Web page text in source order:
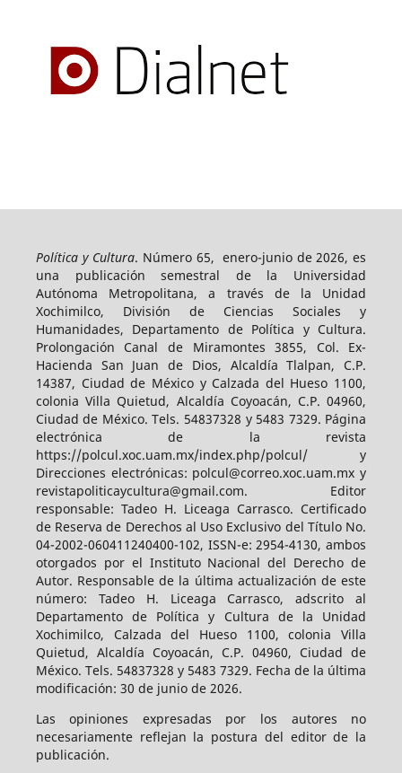
Política y Cultura. Número 65, enero-junio de 2026, es
una publicación semestral de la Universidad
Autónoma Metropolitana, a través de la Unidad
Xochimilco, División de Ciencias Sociales y
Humanidades, Departamento de Política y Cultura.
Prolongación Canal de Miramontes 3855, Col. Ex-
Hacienda San Juan de Dios, Alcaldía Tlalpan, C.P.
14387, Ciudad de México y Calzada del Hueso 1100,
colonia Villa Quietud, Alcaldía Coyoacán, C.P. 04960,
Ciudad de México. Tels. 54837328 y 5483 7329. Página
electrónica de la revista
https://polcul.xoc.uam.mx/index.php/polcul/ y
Direcciones electrónicas: polcul@correo.xoc.uam.mx y
revistapoliticaycultura@gmail.com. Editor
responsable: Tadeo H. Liceaga Carrasco. Certificado
de Reserva de Derechos al Uso Exclusivo del Título No.
04-2002-060411240400-102, ISSN-e: 2954-4130, ambos
otorgados por el Instituto Nacional del Derecho de
Autor. Responsable de la última actualización de este
número: Tadeo H. Liceaga Carrasco, adscrito al
Departamento de Política y Cultura de la Unidad
Xochimilco, Calzada del Hueso 1100, colonia Villa
Quietud, Alcaldía Coyoacán, C.P. 04960, Ciudad de
México. Tels. 54837328 y 5483 7329. Fecha de la última
modificación: 30 de junio de 2026.
Las opiniones expresadas por los autores no
necesariamente reflejan la postura del editor de la
publicación.